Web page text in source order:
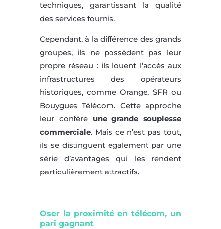
techniques, garantissant la qualité
des services fournis.
Cependant, à la différence des grands
groupes, ils ne possèdent pas leur
propre réseau : ils louent l’accès aux
infrastructures des opérateurs
historiques, comme Orange, SFR ou
Bouygues Télécom. Cette approche
leur confère une grande souplesse
commerciale. Mais ce n’est pas tout,
ils se distinguent également par une
série d’avantages qui les rendent
particulièrement attractifs.
Oser la proximité en télécom, un
pari gagnant